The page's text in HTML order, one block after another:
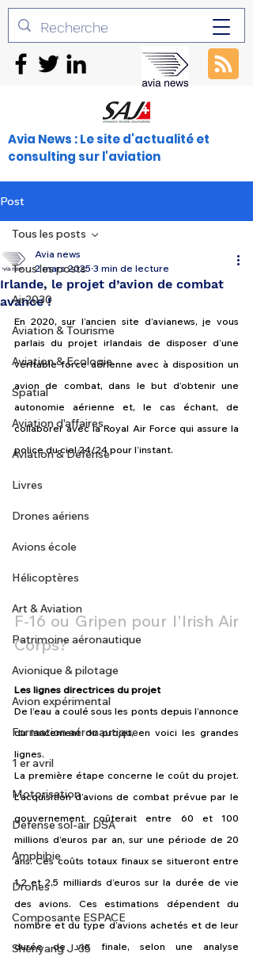
Avia News : Le site d'actualité et
consulting sur l'aviation
Post
Tous les posts
Air2030
Aviation & Tourisme
Aviation & Ecologie
Spatial
Aviation d'affaires
Aviation & Défense
Livres
Drones aériens
Avions école
Hélicoptères
Art & Aviation
Patrimoine aéronautique
Avionique & pilotage
Avion expérimental
Formation aéronautique
1 er avril
Motorisation
Défense sol-air DSA
Amphibie
Drones
Composante ESPACE
Shenyang J-35
Tous les posts
Irlande, le projet d’avion de combat
avance !
Avia news
2 mars 2025 3 min de lecture
En 2020, sur l’ancien site d’avianews, je vous
parlais du projet irlandais de disposer d’une
véritable force aérienne avec à disposition un
avion de combat, dans le but d’obtenir une
autonomie aérienne et, le cas échant, de
collaborer avec la Royal Air Force qui assure la
police du ciel 24/24 pour l’instant.
F-16 ou Gripen pour l'Irish Air
Corps?
Les lignes directrices du projet
De l’eau a coulé sous les ponts depuis l’annonce
du lancement du projet, en voici les grandes
lignes.
La première étape concerne le coût du projet.
L’acquisition d’avions de combat prévue par le
gouvernement coûterait entre 60 et 100
millions d’euros par an, sur une période de 20
ans. Ces coûts totaux finaux se situeront entre
1,2 et 2,5 milliards d’euros sur la durée de vie
des avions. Ces estimations dépendent du
nombre et du type d’avions achetés et de leur
durée de vie finale, selon une analyse